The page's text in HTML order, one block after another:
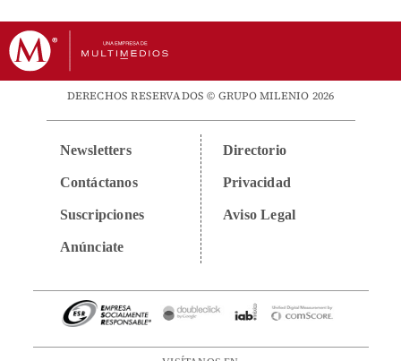
DERECHOS RESERVADOS © GRUPO MILENIO 2026
Newsletters
Contáctanos
Suscripciones
Anúnciate
Directorio
Privacidad
Aviso Legal